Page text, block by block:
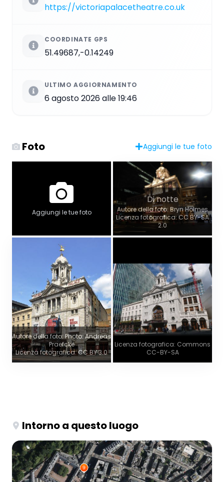
https://victoriapalacetheatre.co.uk
COORDINATE GPS
51.49687,-0.14249
ULTIMO AGGIORNAMENTO
6 agosto 2026 alle 19:46
Foto Aggiungi le tue foto
Aggiungi le tue foto
Di notte
Autore della foto: Bryn Holmes
Licenza fotografica: CC BY-SA
2.0
Autore della foto: Photo: Andreas
Praefcke
Licenza fotografica: CC BY 3.0
Licenza fotografica: Commons
CC-BY-SA
Intorno a questo luogo